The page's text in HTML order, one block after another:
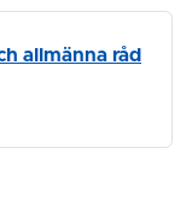
allmänna råd